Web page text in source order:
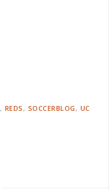
REDS SOCCERBLOG
UC